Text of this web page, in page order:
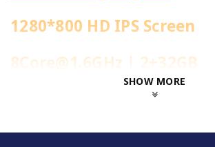
1280*800 HD IPS Screen
8Core@1.6GHz | 2+32GB
Ενσωματωμένη 4G Sim Slot
Fast Boot 1-2sec
SHOW MORE